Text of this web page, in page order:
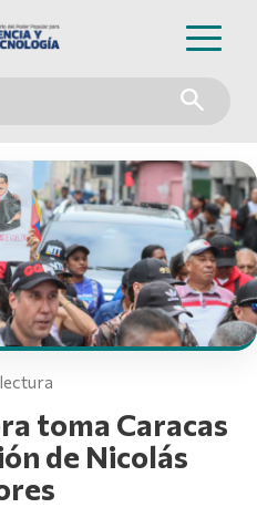
toma Caracas
de Nicolás